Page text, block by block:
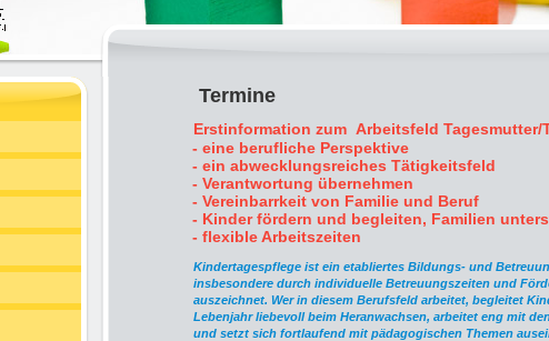
Termine
Erstinformation zum Arbeitsfeld Tagesmutter/
- eine berufliche Perspektive
- ein abwecklungsreiches Tätigkeitsfeld
- Verantwortung übernehmen
- Vereinbarrkeit von Familie und Beruf
- Kinder fördern und begleiten, Familien
- flexible Arbeitszeiten
Kindertagespflege ist ein etabliertes Bildungs- und
insbesondere durch individuelle Betreuungszeiten und
auszeichnet. Wer in diesem Berufsfeld arbeitet, begleitet
Lebenjahr liebevoll beim Heranwachsen, arbeitet eng mit
und setzt sich fortlaufend mit pädagogischen Themen